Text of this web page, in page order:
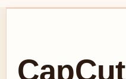
CapCut